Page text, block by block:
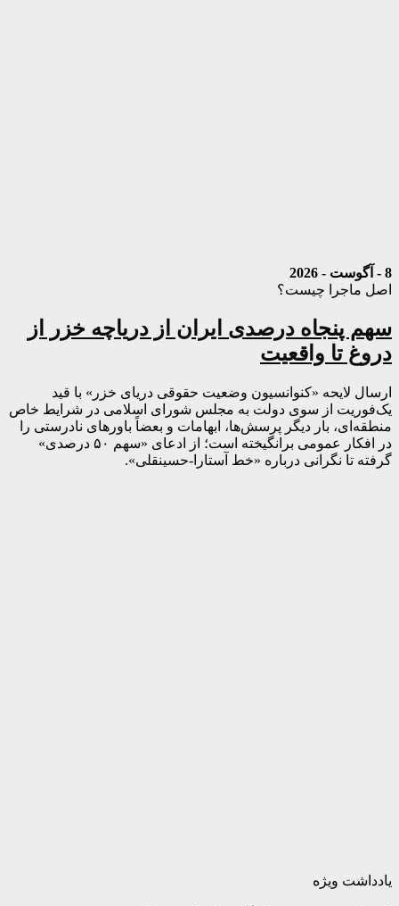
8 - آگوست - 2026
اصل ماجرا چیست؟
سهم پنجاه درصدی ایران از دریاچه خزر از
دروغ تا واقعیت
ارسال لایحه «کنوانسیون وضعیت حقوقی دریای خزر» با قید
یک‌فوریت از سوی دولت به مجلس شورای اسلامی در شرایط خاص
منطقه‌ای، بار دیگر پرسش‌ها، ابهامات و بعضاً باورهای نادرستی را
در افکار عمومی برانگیخته است؛ از ادعای «سهم ۵۰ درصدی»
گرفته تا نگرانی درباره «خط آستارا-حسینقلی».
یادداشت ویژه